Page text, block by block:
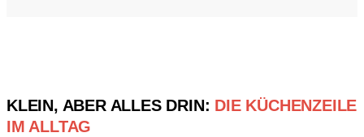
KLEIN, ABER ALLES DRIN: DIE KÜCHENZEILE
IM ALLTAG